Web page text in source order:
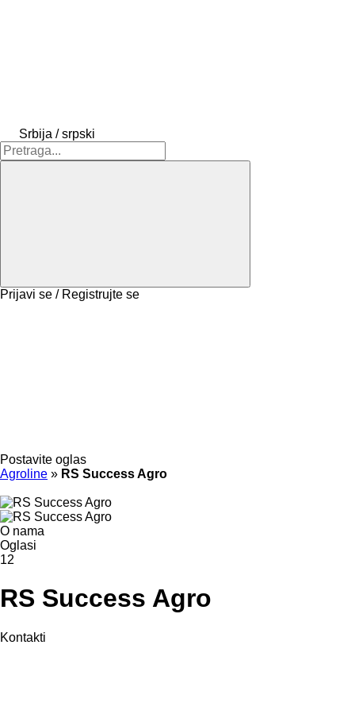
Srbija / srpski
Prijavi se / Registrujte se
Postavite oglas
Agroline » RS Success Agro
O nama
Oglasi
12
RS Success Agro
Kontakti